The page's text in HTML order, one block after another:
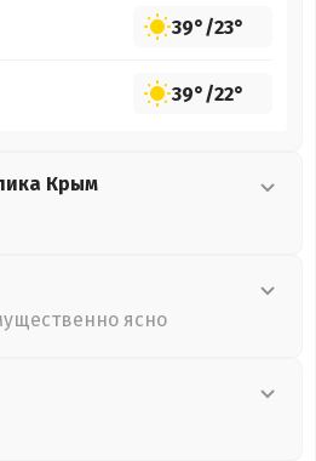
39°/23°
39°/22°
Крым
ясно